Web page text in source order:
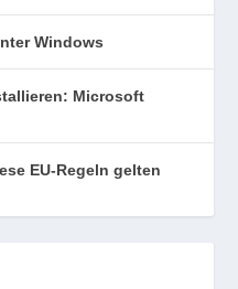
Windows
Microsoft
EU-Regeln gelten